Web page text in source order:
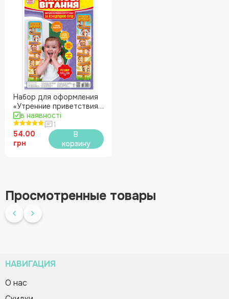
Набор для оформления
«Утренние приветствия»
НУШв наявності
1
54.00
грн
В
корзину
Просмотренные товары
НАВИГАЦИЯ
О нас